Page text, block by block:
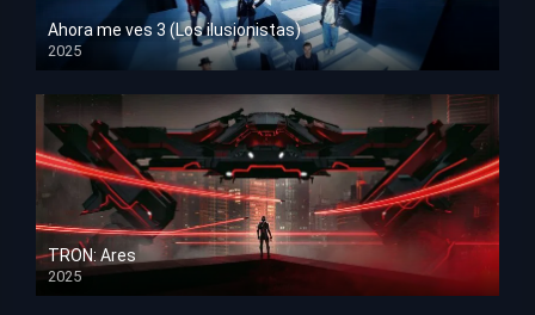
Ahora me ves 3 (Los ilusionistas)
2025
HD 1080p
TRON: Ares
2025
HD 1080p